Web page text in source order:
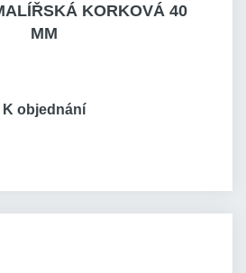
KORKOVÁ 40
MM
K objednání